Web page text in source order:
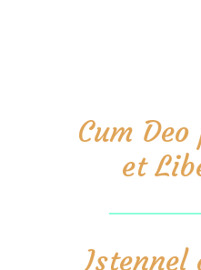
Cum
et
Istennel